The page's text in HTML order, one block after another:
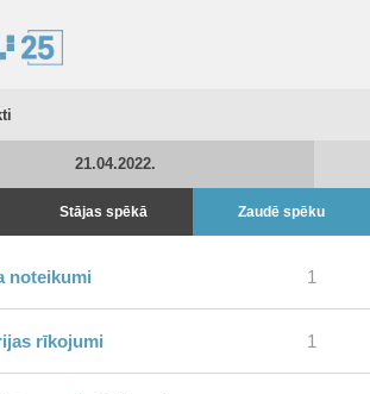
21.04.2022.
Stājas spēkā Zaudē spēku
noteikumi 1
rīkojumi 1